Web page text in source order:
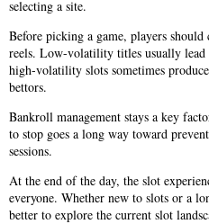
selecting a site.
Before picking a game, players
reels. Low-volatility titles usually
high-volatility slots sometimes
bettors.
Bankroll management stays a key
to stop goes a long way toward
sessions.
At the end of the day, the slot
everyone. Whether new to slots or a
better to explore the current slot